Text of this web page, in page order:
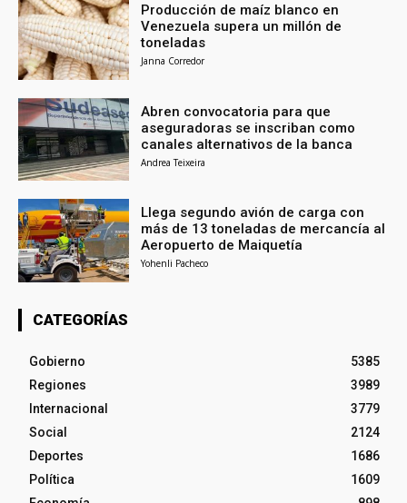
Producción de maíz blanco en
Venezuela supera un millón de
toneladas
Janna Corredor
Abren convocatoria para que
aseguradoras se inscriban como
canales alternativos de la banca
Andrea Teixeira
Llega segundo avión de carga con
más de 13 toneladas de mercancía al
Aeropuerto de Maiquetía
Yohenli Pacheco
CATEGORÍAS
Gobierno
5385
Regiones
3989
Internacional
3779
Social
2124
Deportes
1686
Política
1609